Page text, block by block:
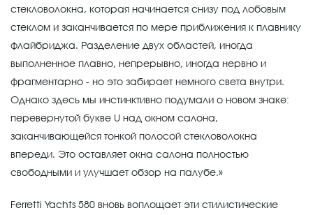
стекловолокна, которая начинается снизу под лобовым
стеклом и заканчивается по мере приближения к плавнику
флайбриджа. Разделение двух областей, иногда
выполненное плавно, непрерывно, иногда нервно и
фрагментарно - но это забирает немного света внутри.
Однако здесь мы инстинктивно подумали о новом знаке:
перевернутой букве U над окном салона,
заканчивающейся тонкой полосой стекловолокна
впереди. Это оставляет окна салона полностью
свободными и улучшает обзор на палубе.»
Ferretti Yachts 580 вновь воплощает эти стилистические